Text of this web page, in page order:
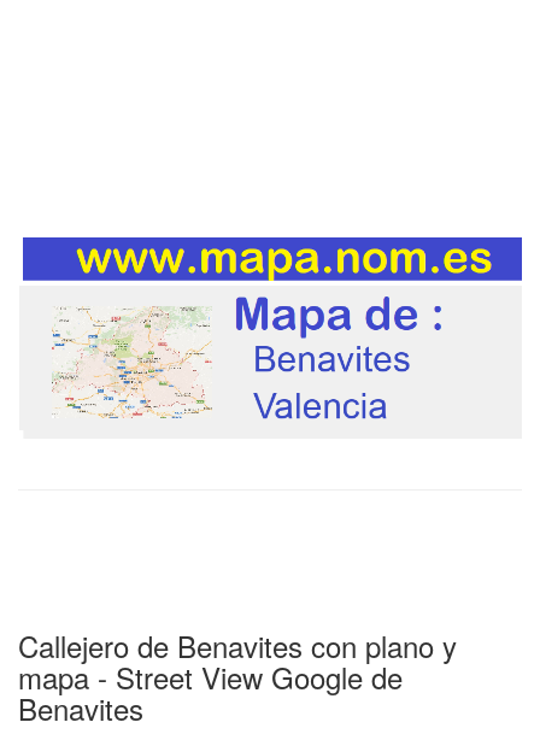
Callejero de Benavites con plano y
mapa - Street View Google de
Benavites